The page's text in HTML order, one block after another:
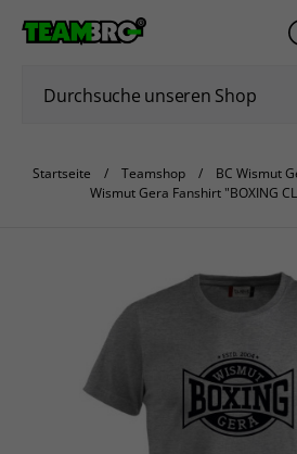
Startseite Teamshop BC Wismut
Wismut Gera Fanshirt "BOXING